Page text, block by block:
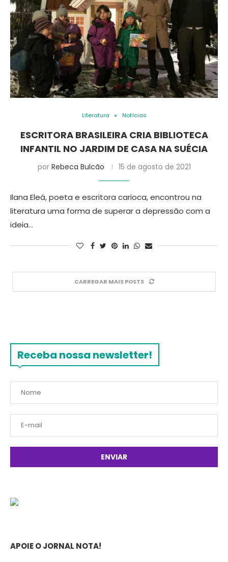
Literatura Notícias
ESCRITORA BRASILEIRA CRIA BIBLIOTECA
INFANTIL NO JARDIM DE CASA NA SUÉCIA
por Rebeca Bulcão 15 de agosto de 2021
Ilana Eleá, poeta e escritora carioca, encontrou na
literatura uma forma de superar a depressão com a
ideia…
CARREGAR MAIS POSTS
Receba nossa newsletter!
APOIE O JORNAL NOTA!